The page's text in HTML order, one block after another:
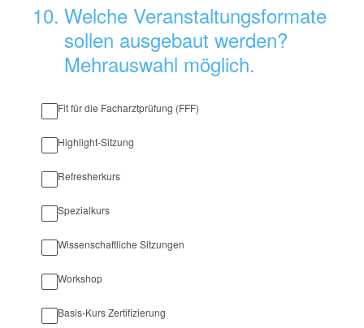
10. Welche Veranstaltungsformate
sollen ausgebaut werden?
Mehrauswahl möglich.
Fit für die Facharztprüfung (FFF)
Highlight-Sitzung
Refresherkurs
Spezialkurs
Wissenschaftliche Sitzungen
Workshop
Basis-Kurs Zertifizierung